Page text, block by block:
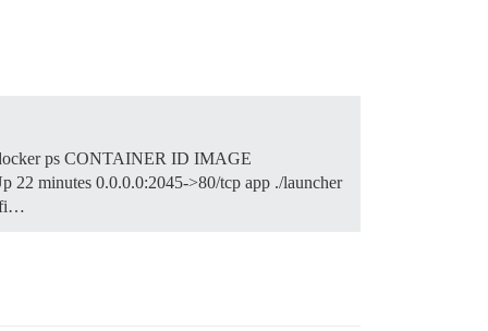
ps CONTAINER ID IMAGE
minutes 0.0.0.0:2045->80/tcp app ./launcher